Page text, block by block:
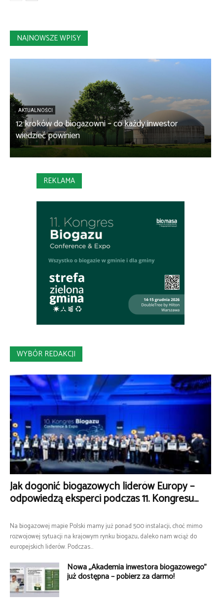
NAJNOWSZE WPISY
AKTUALNOŚCI
12 kroków do biogazowni – co każdy inwestor
wiedzieć powinien
REKLAMA
WYBÓR REDAKCJI
Jak dogonić biogazowych liderów Europy –
odpowiedzą eksperci podczas 11. Kongresu...
Na biogazowej mapie Polski mamy już ponad 500 instalacji, choć mimo
rozwojowej sytuacji na krajowym rynku biogazu, daleko nam wciąż do
europejskich liderów. Podczas...
Nowa „Akademia inwestora biogazowego”
już dostępna – pobierz za darmo!